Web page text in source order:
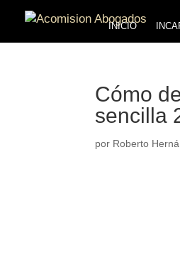
INICIO
Cómo
sencilla
por Roberto